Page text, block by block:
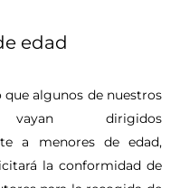
edad
que algunos de nuestros
vayan dirigidos
a menores de edad,
la conformidad de